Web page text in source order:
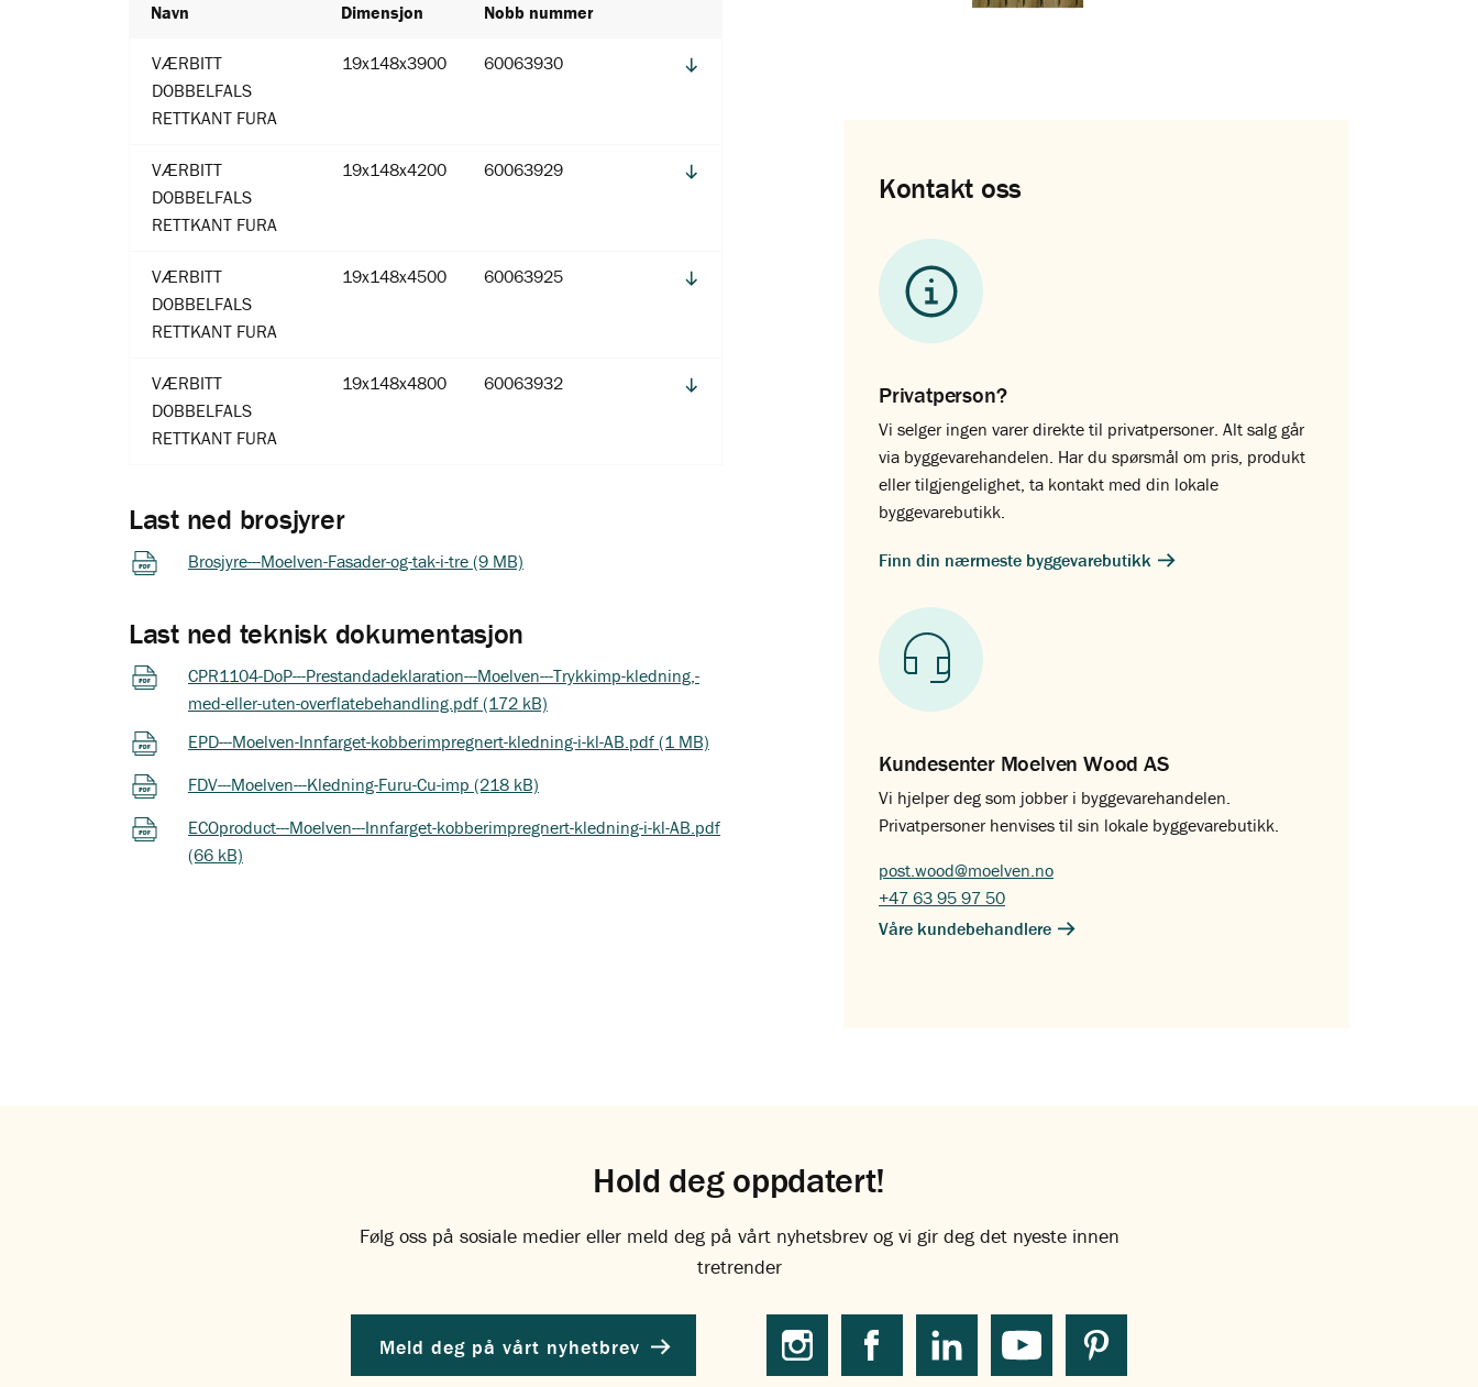
Navn Dimensjon Nobb nummer
VÆRBITT
DOBBELFALS
RETTKANT FURA
19x148x3900 60063930
VÆRBITT
DOBBELFALS
RETTKANT FURA
19x148x4200 60063929
VÆRBITT
DOBBELFALS
RETTKANT FURA
19x148x4500 60063925
VÆRBITT
DOBBELFALS
RETTKANT FURA
19x148x4800 60063932
Last ned brosjyrer
Brosjyre---Moelven-Fasader-og-tak-i-tre (9 MB)
Last ned teknisk dokumentasjon
CPR1104-DoP---Prestandadeklaration---Moelven---Trykkimp-kledning,-
med-eller-uten-overflatebehandling.pdf (172 kB)
EPD---Moelven-Innfarget-kobberimpregnert-kledning-i-kl-AB.pdf (1 MB)
FDV---Moelven---Kledning-Furu-Cu-imp (218 kB)
ECOproduct---Moelven---Innfarget-kobberimpregnert-kledning-i-kl-AB.pdf
(66 kB)
Kontakt oss
Privatperson?
Vi selger ingen varer direkte til privatpersoner. Alt salg går
via byggevarehandelen. Har du spørsmål om pris, produkt
eller tilgjengelighet, ta kontakt med din lokale
byggevarebutikk.
Finn din nærmeste byggevarebutikk
Kundesenter Moelven Wood AS
Vi hjelper deg som jobber i byggevarehandelen.
Privatpersoner henvises til sin lokale byggevarebutikk.
post.wood@moelven.no
+47 63 95 97 50
Våre kundebehandlere
Hold deg oppdatert!
Følg oss på sosiale medier eller meld deg på vårt nyhetsbrev og vi gir deg det nyeste innen
tretrender
Meld deg på vårt nyhetbrev